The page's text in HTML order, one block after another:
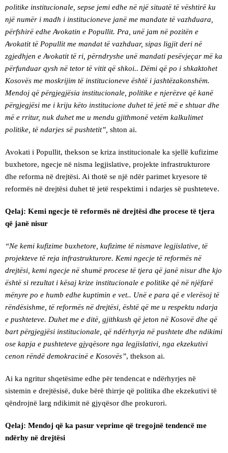
politike institucionale, sepse jemi edhe në një situatë të vështirë ku
një numër i madh i institucioneve janë me mandate të vazhduara,
përfshirë edhe Avokatin e Popullit. Pra, unë jam në pozitën e
Avokatit të Popullit me mandat të vazhduar, sipas ligjit deri në
zgjedhjen e Avokatit të ri, përndryshe unë mandati pesëvjeçar më ka
përfunduar qysh në tetor të vitit që shkoi.. Dëmi që po i shkaktohet
Kosovës me moskrijim të institucioneve është i jashtëzakonshëm.
Mendoj që përgjegjësia institucionale, politike e njerëzve që kanë
përgjegjësi me i kriju këto institucione duhet të jetë më e shtuar dhe
më e rritur, nuk duhet me u mendu gjithmonë vetëm kalkulimet
politike, të ndarjes së pushtetit”, shton ai.
Avokati i Popullit, thekson se kriza institucionale ka sjellë kufizime
buxhetore, ngecje në nisma legjislative, projekte infrastrukturore
dhe reforma në drejtësi. Ai thotë se një ndër parimet kryesore të
reformës në drejtësi duhet të jetë respektimi i ndarjes së pushteteve.
Qelaj: Kemi ngecje të reformës në drejtësi dhe procese të tjera
që janë nisur
“Ne kemi kufizime buxhetore, kufizime të nismave legjislative, të
projekteve të reja infrastrukturore. Kemi ngecje të reformës në
drejtësi, kemi ngecje në shumë procese të tjera që janë nisur dhe kjo
është si rezultat i kësaj krize institucionale e politike që në njëfarë
mënyre po e humb edhe kuptimin e vet.. Unë e para që e vlerësoj të
rëndësishme, të reformës në drejtësi, është që me u respektu ndarja
e pushteteve. Duhet me e ditë, gjithkush që jeton në Kosovë dhe që
bart përgjegjësi institucionale, që ndërhyrja në pushtete dhe ndikimi
ose kapja e pushteteve gjyqësore nga legjislativi, nga ekzekutivi
cenon rëndë demokracinë e Kosovës”, thekson ai.
Ai ka ngritur shqetësime edhe për tendencat e ndërhyrjes në
sistemin e drejtësisë, duke bërë thirrje që politika dhe ekzekutivi të
qëndrojnë larg ndikimit në gjyqësor dhe prokurori.
Qelaj: Mendoj që ka pasur veprime që tregojnë tendencë me
ndërhy në drejtësi